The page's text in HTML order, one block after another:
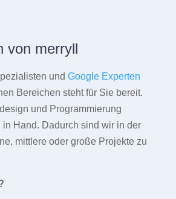
von merryll
und Google Experten
Bereichen steht für Sie bereit.
und Programmierung
Hand. Dadurch sind wir in der
mittlere oder große Projekte zu